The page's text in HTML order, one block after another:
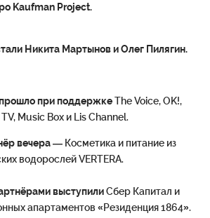
Kaufman Project.
Никита Мартынов и Олег Пилягин.
приподдержкеThe Voice, OK!,
Music Box и Lis Channel.
вечера— Косметика и питание из
водорослей VERTERA.
выступилиСбер Капитал и
апартаментов «Резиденция 1864».